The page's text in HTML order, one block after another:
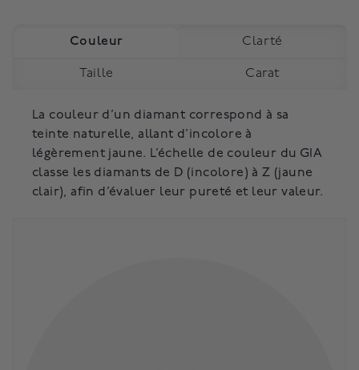
Couleur Clarté
Taille Carat
La couleur d’un diamant correspond à sa
teinte naturelle, allant d’incolore à
légèrement jaune. L’échelle de couleur du GIA
classe les diamants de D (incolore) à Z (jaune
clair), afin d’évaluer leur pureté et leur valeur.